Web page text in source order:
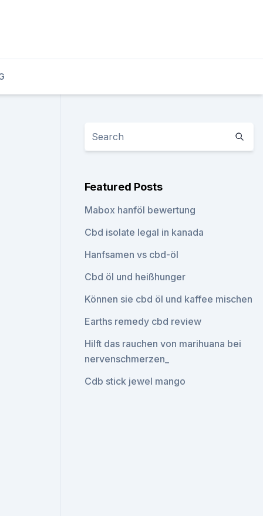
Featured Posts
Mabox hanföl bewertung
Cbd isolate legal in kanada
Hanfsamen vs cbd-öl
Cbd öl und heißhunger
Können sie cbd öl und kaffee mischen
Earths remedy cbd review
Hilft das rauchen von marihuana bei
nervenschmerzen_
Cdb stick jewel mango